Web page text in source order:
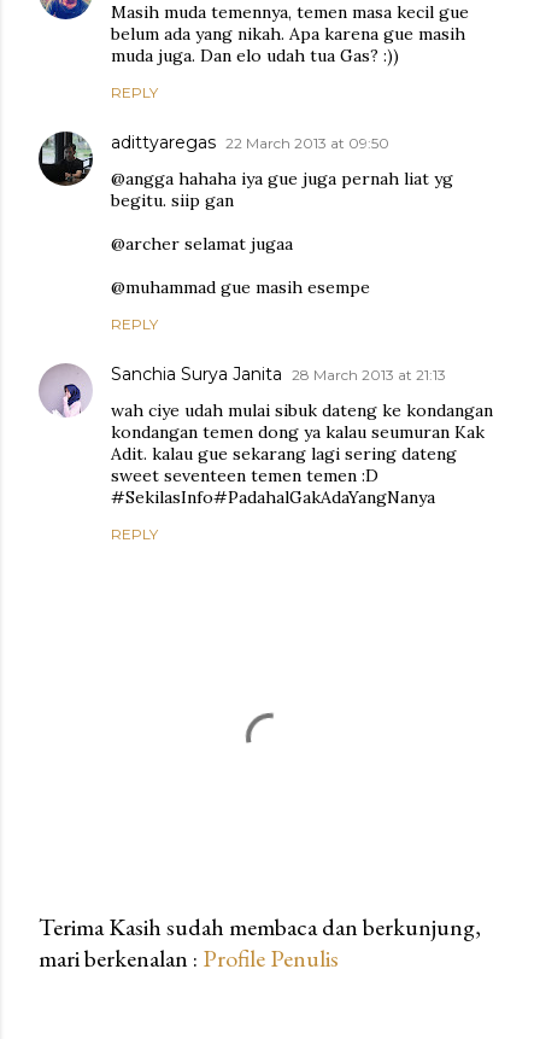
Masih muda temennya, temen masa kecil gue
belum ada yang nikah. Apa karena gue masih
muda juga. Dan elo udah tua Gas? :))
REPLY
adittyaregas 22 March 2013 at 09:50
@angga hahaha iya gue juga pernah liat yg
begitu. siip gan
@archer selamat jugaa
@muhammad gue masih esempe
REPLY
Sanchia Surya Janita 28 March 2013 at 21:13
wah ciye udah mulai sibuk dateng ke kondangan
kondangan temen dong ya kalau seumuran Kak
Adit. kalau gue sekarang lagi sering dateng
sweet seventeen temen temen :D
#SekilasInfo#PadahalGakAdaYangNanya
REPLY
P
Terima Kasih sudah membaca dan berkunjung,
mari berkenalan : Profile Penulis